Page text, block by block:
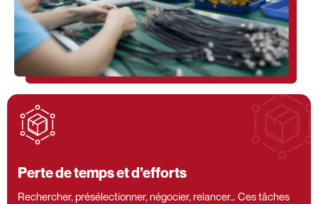
Perte de temps et d’efforts
Rechercher, présélectionner, négocier, relancer… Ces tâches